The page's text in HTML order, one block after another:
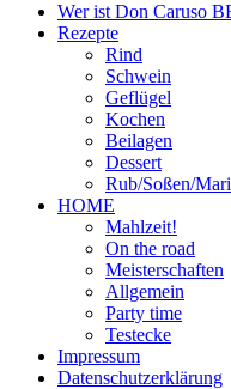
Wer ist Don Caruso
Rezepte
Rind
Schwein
Geflügel
Kochen
Beilagen
Dessert
Rub/Soßen/
HOME
Mahlzeit!
On the road
Meisterschaften
Allgemein
Party time
Testecke
Impressum
Datenschutzerklärung